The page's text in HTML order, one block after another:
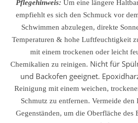
Pflegehinweis: Um eine längere
empfiehlt es sich den Schmuck vor
Schwimmen abzulegen, direkte
Temperaturen & hohe Luftfeuchtigkeit
mit einem trockenen oder leicht
Chemikalien zu reinigen. Nicht für
und Backofen geeignet.
Reinigung mit einem weichen,
Schmutz zu entfernen. Vermeide den
Gegenständen, um die Oberfläche des